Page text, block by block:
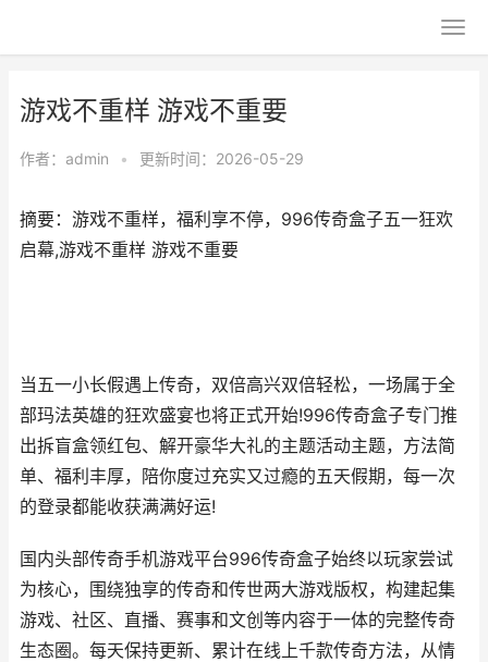
游戏不重样 游戏不重要
作者： admin • 更新时间：2026-05-29
摘要：游戏不重样，福利享不停，996传奇盒子五一狂欢
启幕,游戏不重样 游戏不重要
当五一小长假遇上传奇，双倍高兴双倍轻松，一场属于全
部玛法英雄的狂欢盛宴也将正式开始!996传奇盒子专门推
出拆盲盒领红包、解开豪华大礼的主题活动主题，方法简
单、福利丰厚，陪你度过充实又过瘾的五天假期，每一次
的登录都能收获满满好运!
国内头部传奇手机游戏平台996传奇盒子始终以玩家尝试
为核心，围绕独享的传奇和传世两大游戏版权，构建起集
游戏、社区、直播、赛事和文创等内容于一体的完整传奇
生态圈。每天保持更新、累计在线上千款传奇方法，从情